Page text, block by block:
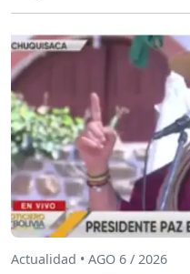
Actualidad • AGO 6 / 2026